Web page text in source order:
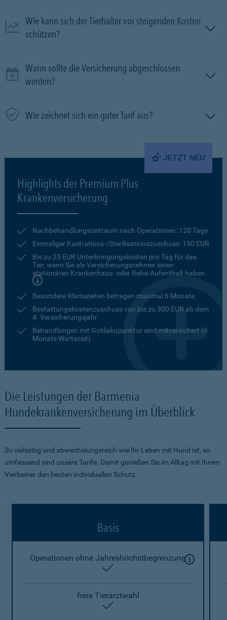
Wie kann sich der Tierhalter vor steigenden Kosten
schützen?
Wann sollte die Versicherung abgeschlossen
werden?
Wie zeichnet sich ein guter Tarif aus?
JETZT NEU
Highlights der Premium Plus
Krankenversicherung
Nachbehandlungszeitraum nach Operationen: 120 Tage
Einmaliger Kastrations-/Sterilisationszuschuss: 150 EUR
Bis zu 25 EUR Unterbringungskosten pro Tag für das
Tier, wenn Sie als Versicherungsnehmer einen
stationären Krankenhaus- oder Reha-Aufenthalt haben
Besondere Wartezeiten betragen maximal 6 Monate
Bestattungskostenzuschuss von bis zu 300 EUR ab dem
4. Versicherungsjahr
Behandlungen mit Goldakupunktur sind mitversichert (6
Monate Wartezeit)
Die Leistungen der Barmenia
Hundekrankenversicherung im Überblick
So vielseitig und abwechslungsreich wie Ihr Leben mit Hund ist, so
umfassend sind unsere Tarife. Damit genießen Sie im Alltag mit Ihrem
Vierbeiner den besten individuellen Schutz.
Basis
Operationen ohne Jahreshöchstbegrenzung
freie Tierarztwahl